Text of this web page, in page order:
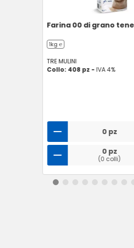
Farina 00 di grano
1kg ℮
TRE MULINI
Collo: 408 pz - IVA 4%
0 pz
0 pz
(0 colli)